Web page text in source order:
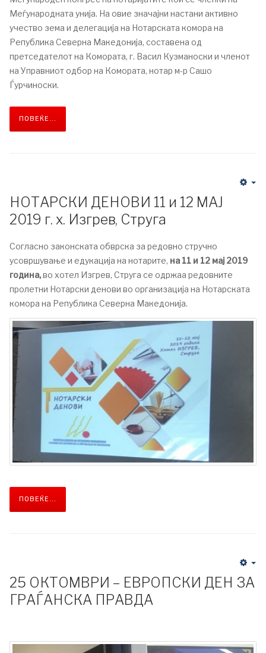
Меѓународната унија. На овие значајни настани активно
учество зема и делегација на Нотарската комора на
Република Северна Македонија, составена од
претседателот на Комората, г. Васил Кузманоски и членот
на Управниот одбор на Комората, нотар м-р Сашо
Ѓурчиноски.
ПОВЕЌЕ...
НОТАРСКИ ДЕНОВИ 11 и 12 МАЈ
2019 г. х. Изгрев, Струга
Согласно законската обврска за редовно стручно
усовршување и едукација на нотарите, на 11 и 12 мај 2019
година,во хотел Изгрев, Струга се одржаа редовните
пролетни Нотарски денови во организација на Нотарската
комора на Република Северна Македонија.
ПОВЕЌЕ...
25 ОКТОМВРИ – ЕВРОПСКИ ДЕН ЗА
ГРАЃАНСКА ПРАВДА